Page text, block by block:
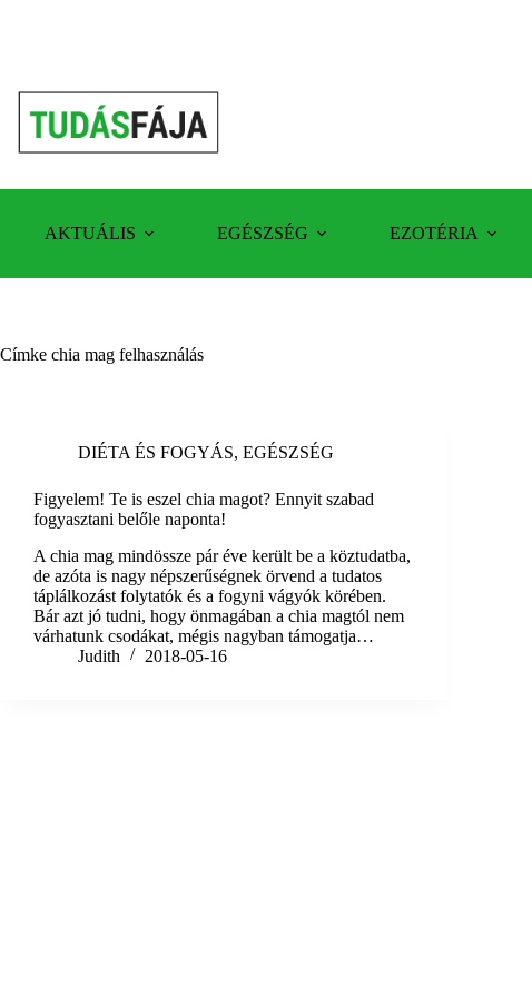
AKTUÁLIS EGÉSZSÉG EZOTÉRIA
Címke chia mag felhasználás
DIÉTA ÉS FOGYÁS, EGÉSZSÉG
Figyelem! Te is eszel chia magot? Ennyit szabad
fogyasztani belőle naponta!
A chia mag mindössze pár éve került be a köztudatba,
de azóta is nagy népszerűségnek örvend a tudatos
táplálkozást folytatók és a fogyni vágyók körében.
Bár azt jó tudni, hogy önmagában a chia magtól nem
várhatunk csodákat, mégis nagyban támogatja…
Judith
2018-05-16